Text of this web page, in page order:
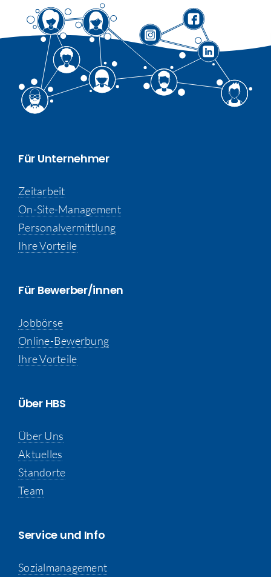
Für Unternehmer
Zeitarbeit
On-Site-Management
Personalvermittlung
Ihre Vorteile
Für Bewerber/innen
Jobbörse
Online-Bewerbung
Ihre Vorteile
Über HBS
Über Uns
Aktuelles
Standorte
Team
Service und Info
Sozialmanagement